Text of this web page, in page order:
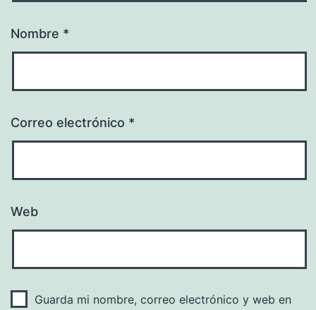
Nombre *
Correo electrónico *
Web
Guarda mi nombre, correo electrónico y web en